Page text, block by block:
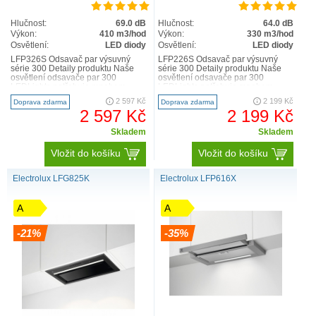
Hlučnost:
69.0 dB
Výkon:
410 m3/hod
Osvětlení:
LED diody
LFP326S Odsavač par výsuvný
série 300 Detaily produktu Naše
osvětlení odsavače par 300
méně energie než jiné typy os..
Doprava zdarma 2 597 Kč
2 597 Kč
Skladem
Vložit do košíku
Hlučnost:
64.0 dB
Výkon:
330 m3/hod
Osvětlení:
LED diody
LFP226S Odsavač par výsuvný
série 300 Detaily produktu Naše
osvětlení odsavače par 300
méně energie než jiné typy os..
Doprava zdarma 2 199 Kč
2 199 Kč
Skladem
Vložit do košíku
Electrolux LFG825K
A
-21%
Electrolux LFP616X
A
-35%